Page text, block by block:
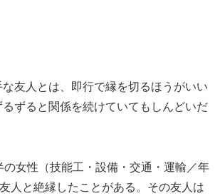
友人とは、即行で縁を切るほうがいい
ずると関係を続けていてもしんどいだ
女性（技能工・設備・交通・運輸／年
人と絶縁したことがある。その友人は